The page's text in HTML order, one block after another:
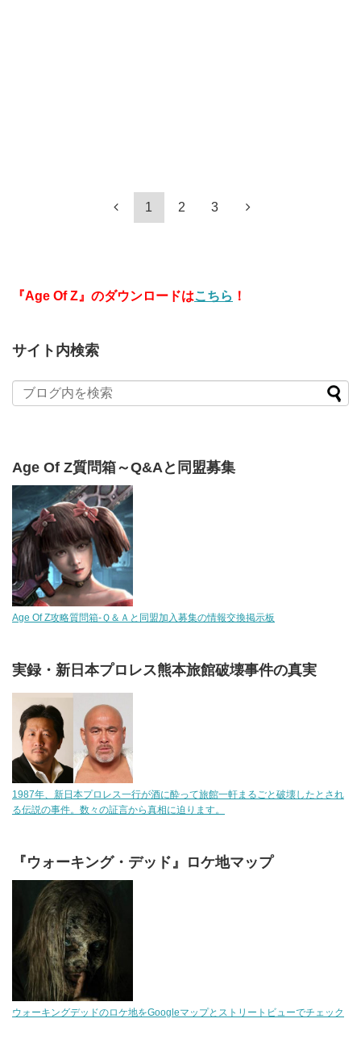
1 2 3
『Age Of Z』のダウンロードはこちら ！
サイト内検索
Age Of Z質問箱～Q&Aと同盟募集
Age Of Z攻略質問箱-Ｑ＆Ａと同盟加入募集の情報交換掲示板
実録・新日本プロレス熊本旅館破壊事件の真実
1987年、新日本プロレス一行が酒に酔って旅館一軒まるごと破壊したとされ
る伝説の事件。数々の証言から真相に迫ります。
『ウォーキング・デッド』ロケ地マップ
ウォーキングデッドのロケ地をGoogleマップとストリートビューでチェック